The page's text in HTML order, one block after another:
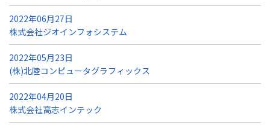
2022年06月27日
株式会社ジオインフォシステム
2022年05月23日
(株)北陸コンピュータグラフィックス
2022年04月20日
株式会社高志インテック